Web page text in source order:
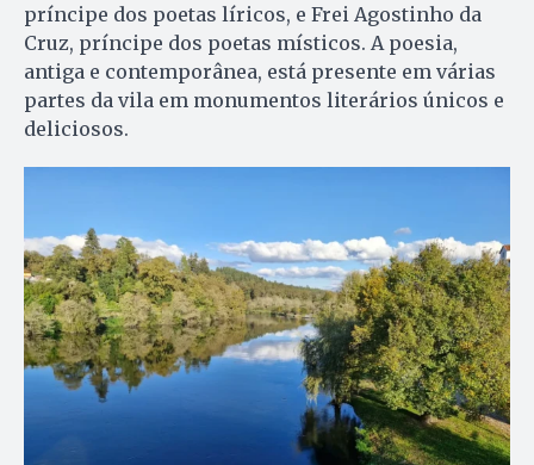
príncipe dos poetas líricos, e Frei Agostinho da
Cruz, príncipe dos poetas místicos. A poesia,
antiga e contemporânea, está presente em várias
partes da vila em monumentos literários únicos e
deliciosos.